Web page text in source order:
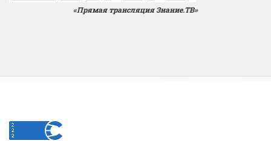
«Прямая трансляция Знание.ТВ»